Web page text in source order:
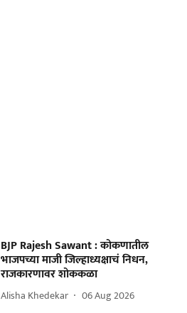
BJP Rajesh Sawant : कोकणातील
भाजपच्या माजी जिल्हाध्यक्षाचं निधन,
राजकारणावर शोककळा
Alisha Khedekar 06 Aug 2026